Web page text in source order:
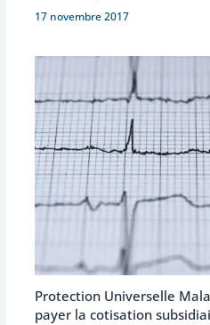
17 novembre 2017
Protection Universelle
payer la cotisation